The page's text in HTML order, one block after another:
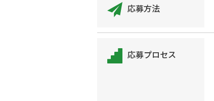
応募方法
応募プロセス